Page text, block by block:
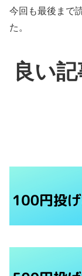
今回も最後まで
た。
良い